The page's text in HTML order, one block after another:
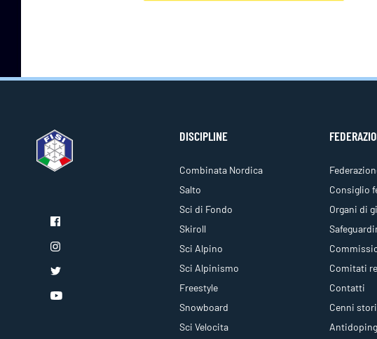
DISCIPLINE
Combinata Nordica
Salto
Sci di Fondo
Skiroll
Sci Alpino
Sci Alpinismo
Freestyle
Snowboard
Sci Velocita
Consiglio
Organi di
Comitati
Contatti
Cenni
Antidoping